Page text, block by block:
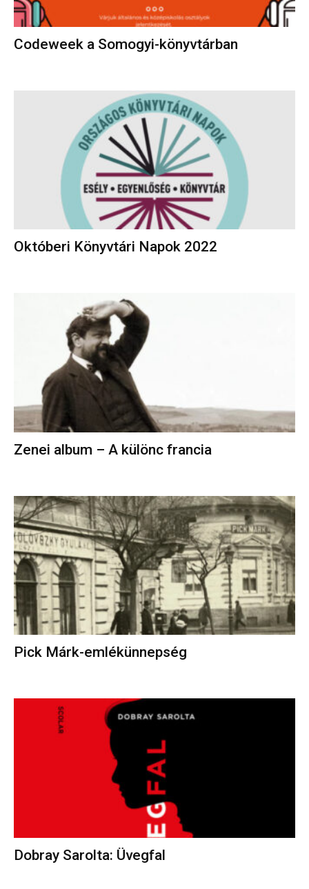
Codeweek a Somogyi-könyvtárban
Októberi Könyvtári Napok 2022
Zenei album – A különc francia
Pick Márk-emlékünnepség
Dobray Sarolta: Üvegfal